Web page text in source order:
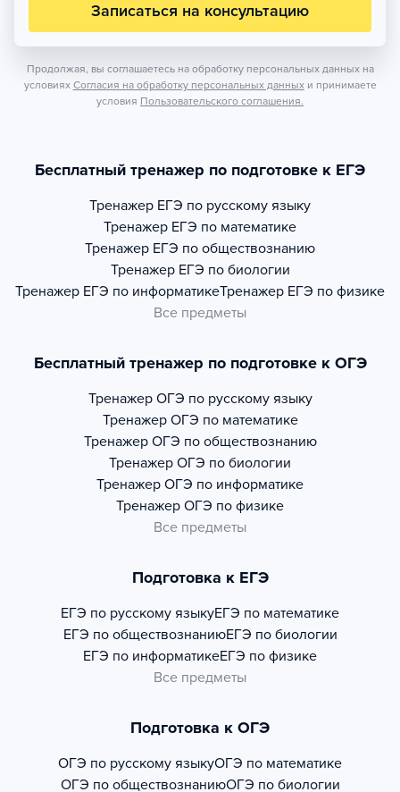
Записаться на консультацию
Продолжая, вы соглашаетесь на обработку персональных данных на
условиях Согласия на обработку персональных данных и принимаете
условия Пользовательского соглашения.
Бесплатный тренажер по подготовке к ЕГЭ
Тренажер ЕГЭ по русскому языку
Тренажер ЕГЭ по математике
Тренажер ЕГЭ по обществознанию
Тренажер ЕГЭ по биологии
Тренажер ЕГЭ по информатикеТренажер ЕГЭ по физике
Все предметы
Бесплатный тренажер по подготовке к ОГЭ
Тренажер ОГЭ по русскому языку
Тренажер ОГЭ по математике
Тренажер ОГЭ по обществознанию
Тренажер ОГЭ по биологии
Тренажер ОГЭ по информатике
Тренажер ОГЭ по физике
Все предметы
Подготовка к ЕГЭ
ЕГЭ по русскому языкуЕГЭ по математике
ЕГЭ по обществознаниюЕГЭ по биологии
ЕГЭ по информатикеЕГЭ по физике
Все предметы
Подготовка к ОГЭ
ОГЭ по русскому языкуОГЭ по математике
ОГЭ по обществознаниюОГЭ по биологии